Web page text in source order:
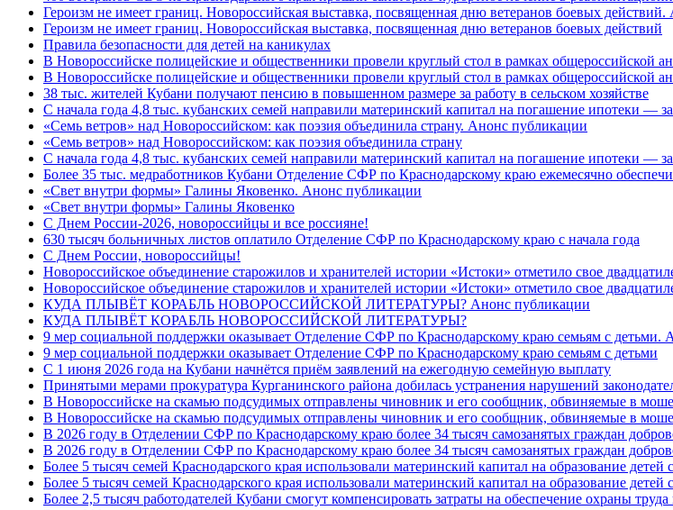
Героизм не имеет границ. Новороссийская выставка, посвященная дню ветеранов боевых
Героизм не имеет границ. Новороссийская выставка, посвященная дню ветеранов боевых действий
Правила безопасности для детей на каникулах
В Новороссийске полицейские и общественники провели круглый стол в рамках общероссийской
В Новороссийске полицейские и общественники провели круглый стол в рамках общероссийской
38 тыс. жителей Кубани получают пенсию в повышенном размере за работу в сельском хозяйстве
С начала года 4,8 тыс. кубанских семей направили материнский капитал на погашение ипотеки —
«Семь ветров» над Новороссийском: как поэзия объединила страну. Анонс публикации
«Семь ветров» над Новороссийском: как поэзия объединила страну
С начала года 4,8 тыс. кубанских семей направили материнский капитал на погашение ипотеки —
Более 35 тыс. медработников Кубани Отделение СФР по Краснодарскому краю ежемесячно
«Свет внутри формы» Галины Яковенко. Анонс публикации
«Свет внутри формы» Галины Яковенко
C Днем России-2026, новороссийцы и все россияне!
630 тысяч больничных листов оплатило Отделение СФР по Краснодарскому краю с начала года
C Днем России, новороссийцы!
Новороссийское объединение старожилов и хранителей истории «Истоки» отметило свое
Новороссийское объединение старожилов и хранителей истории «Истоки» отметило свое
КУДА ПЛЫВЁТ КОРАБЛЬ НОВОРОССИЙСКОЙ ЛИТЕРАТУРЫ? Анонс публикации
КУДА ПЛЫВЁТ КОРАБЛЬ НОВОРОССИЙСКОЙ ЛИТЕРАТУРЫ?
9 мер социальной поддержки оказывает Отделение СФР по Краснодарскому краю семьям с детьми.
9 мер социальной поддержки оказывает Отделение СФР по Краснодарскому краю семьям с детьми
С 1 июня 2026 года на Кубани начнётся приём заявлений на ежегодную семейную выплату
Принятыми мерами прокуратура Курганинского района добилась устранения нарушений
В Новороссийске на скамью подсудимых отправлены чиновник и его сообщник, обвиняемые в
В Новороссийске на скамью подсудимых отправлены чиновник и его сообщник, обвиняемые в
В 2026 году в Отделении СФР по Краснодарскому краю более 34 тысяч самозанятых граждан
В 2026 году в Отделении СФР по Краснодарскому краю более 34 тысяч самозанятых граждан
Более 5 тысяч семей Краснодарского края использовали материнский капитал на образование
Более 5 тысяч семей Краснодарского края использовали материнский капитал на образование детей
Более 2,5 тысяч работодателей Кубани смогут компенсировать затраты на обеспечение охраны труда